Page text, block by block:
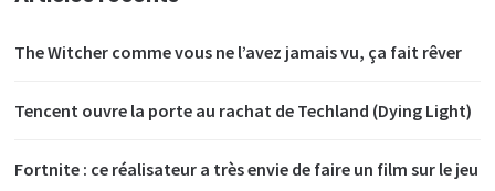
The Witcher comme vous ne l’avez jamais vu, ça fait rêver
Tencent ouvre la porte au rachat de Techland (Dying Light)
Fortnite : ce réalisateur a très envie de faire un film sur le jeu